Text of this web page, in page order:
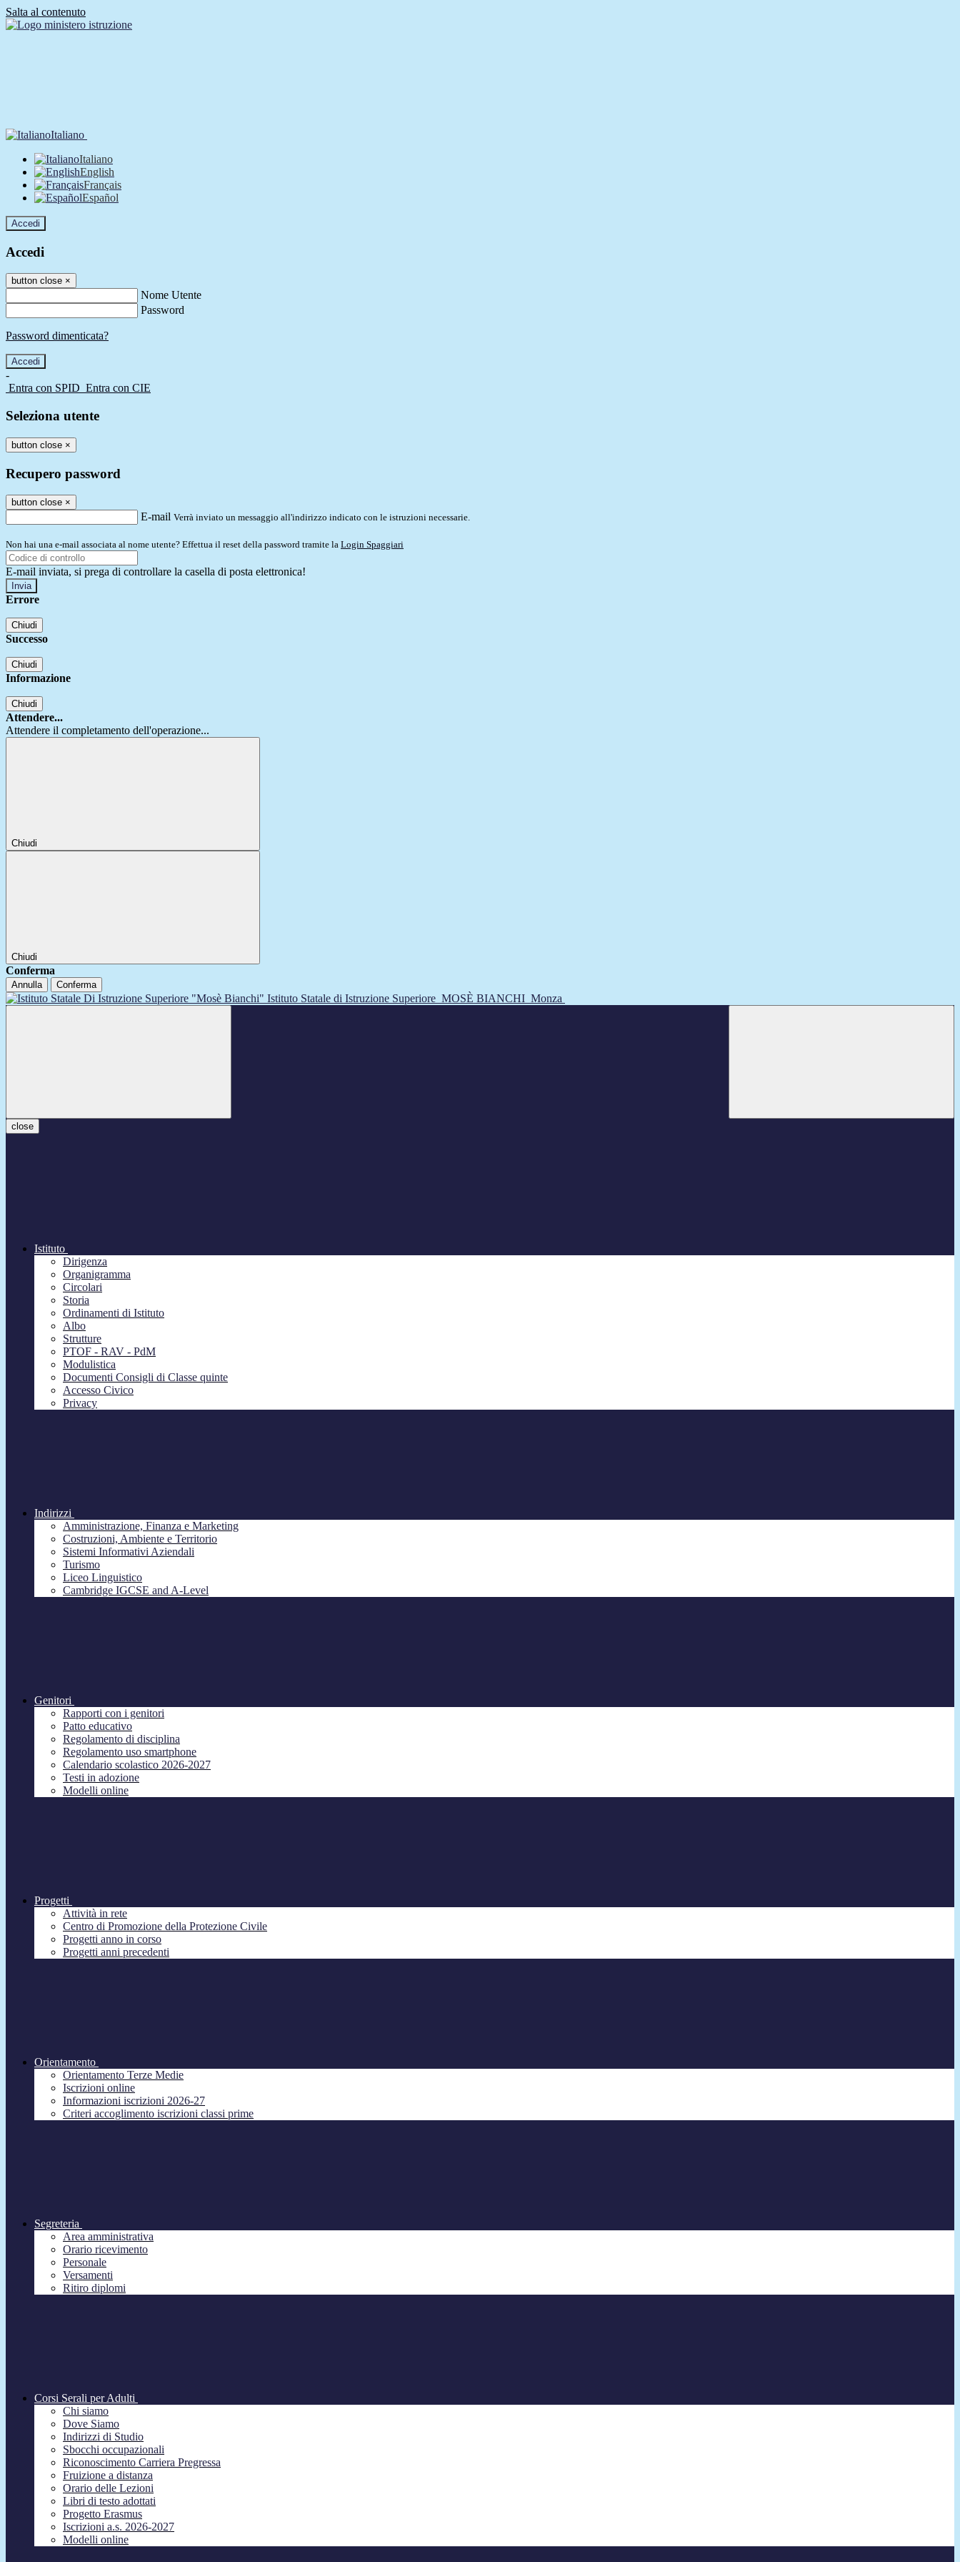
Salta al contenuto
Italiano
Italiano
English
Français
Español
Accedi
Accedi
button close ×
Nome Utente
Password
Password dimenticata?
-
Entra con SPID Entra con CIE
Seleziona utente
button close ×
Recupero password
button close ×
E-mail Verrà inviato un messaggio all'indirizzo indicato con le istruzioni necessarie.
Non hai una e-mail associata al nome utente? Effettua il reset della password tramite la Login Spaggiari
E-mail inviata, si prega di controllare la casella di posta elettronica!
Errore
Chiudi
Successo
Chiudi
Informazione
Chiudi
Attendere...
Attendere il completamento dell'operazione...
Chiudi
Chiudi
Conferma
Annulla Conferma
Istituto Statale di Istruzione Superiore MOSÈ BIANCHI Monza
close
Istituto
Dirigenza
Organigramma
Circolari
Storia
Ordinamenti di Istituto
Albo
Strutture
PTOF - RAV - PdM
Modulistica
Documenti Consigli di Classe quinte
Accesso Civico
Privacy
Indirizzi
Amministrazione, Finanza e Marketing
Costruzioni, Ambiente e Territorio
Sistemi Informativi Aziendali
Turismo
Liceo Linguistico
Cambridge IGCSE and A-Level
Genitori
Rapporti con i genitori
Patto educativo
Regolamento di disciplina
Regolamento uso smartphone
Calendario scolastico 2026-2027
Testi in adozione
Modelli online
Progetti
Attività in rete
Centro di Promozione della Protezione Civile
Progetti anno in corso
Progetti anni precedenti
Orientamento
Orientamento Terze Medie
Iscrizioni online
Informazioni iscrizioni 2026-27
Criteri accoglimento iscrizioni classi prime
Segreteria
Area amministrativa
Orario ricevimento
Personale
Versamenti
Ritiro diplomi
Corsi Serali per Adulti
Chi siamo
Dove Siamo
Indirizzi di Studio
Sbocchi occupazionali
Riconoscimento Carriera Pregressa
Fruizione a distanza
Orario delle Lezioni
Libri di testo adottati
Progetto Erasmus
Iscrizioni a.s. 2026-2027
Modelli online